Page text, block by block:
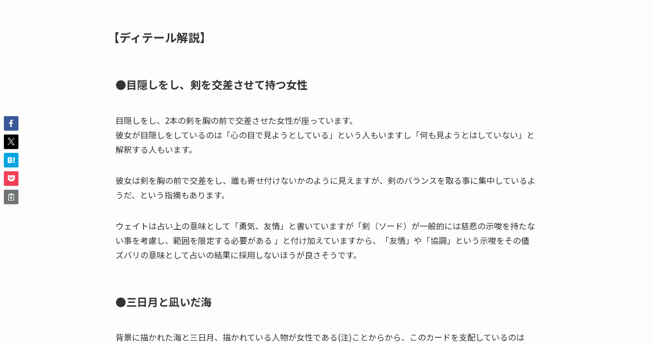
【ディテール解説】
●目隠しをし、剣を交差させて持つ女性
目隠しをし、2本の剣を胸の前で交差させた女性が座っています。
彼女が目隠しをしているのは「心の目で見ようとしている」という人もいますし「何も見ようとはしていない」と
解釈する人もいます。
彼女は剣を胸の前で交差をし、誰も寄せ付けないかのように見えますが、剣のバランスを取る事に集中しているよ
うだ、という指摘もあります。
ウェイトは占い上の意味として「勇気、友情」と書いていますが「剣（ソード）が一般的には慈悲の示唆を持たな
い事を考慮し、範囲を限定する必要がある 」と付け加えていますから、「友情」や「協調」という示唆をその儘
ズバリの意味として占いの結果に採用しないほうが良さそうです。
●三日月と凪いだ海
背景に描かれた海と三日月、描かれている人物が女性である(注)ことからから、このカードを支配しているのは